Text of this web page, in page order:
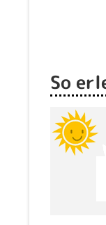
So